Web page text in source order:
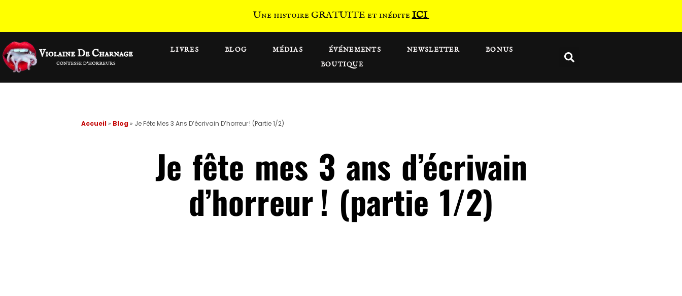
Une histoire GRATUITE et inéditeICI
LIVRES BLOG MÉDIAS ÉVÉNEMENTS NEWSLETTER
BONUS
BOUTIQUE
Accueil» Blog» Je Fête Mes 3 Ans D’écrivain D’horreur ! (partie 1/2)
Je fête mes 3 ans d’écrivain
d’horreur ! (partie 1/2)